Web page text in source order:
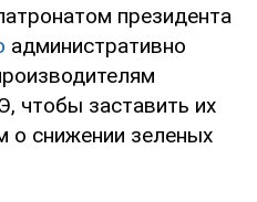
президента
административно
чтобы заставить их
о снижении зеленых